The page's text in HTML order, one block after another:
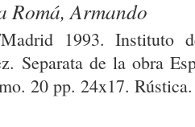
Romá, Armando
Madrid 1993. Instituto
Separata de la obra
20 pp. 24x17.